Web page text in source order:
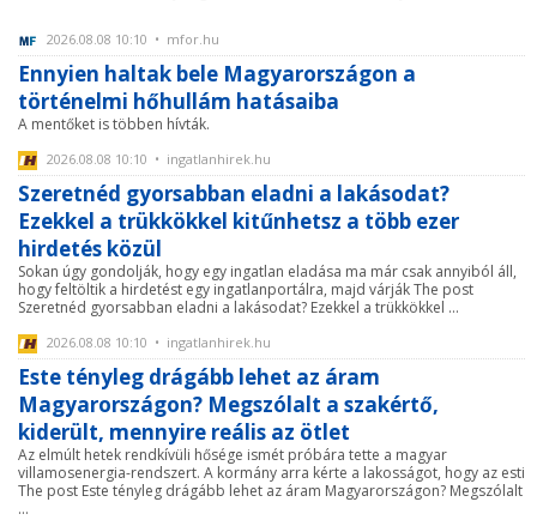
2026.08.08 10:10 • mfor.hu
Ennyien haltak bele Magyarországon a
történelmi hőhullám hatásaiba
A mentőket is többen hívták.
2026.08.08 10:10 • ingatlanhirek.hu
Szeretnéd gyorsabban eladni a lakásodat?
Ezekkel a trükkökkel kitűnhetsz a több ezer
hirdetés közül
Sokan úgy gondolják, hogy egy ingatlan eladása ma már csak annyiból áll,
hogy feltöltik a hirdetést egy ingatlanportálra, majd várják The post
Szeretnéd gyorsabban eladni a lakásodat? Ezekkel a trükkökkel ...
2026.08.08 10:10 • ingatlanhirek.hu
Este tényleg drágább lehet az áram
Magyarországon? Megszólalt a szakértő,
kiderült, mennyire reális az ötlet
Az elmúlt hetek rendkívüli hősége ismét próbára tette a magyar
villamosenergia-rendszert. A kormány arra kérte a lakosságot, hogy az esti
The post Este tényleg drágább lehet az áram Magyarországon? Megszólalt
...